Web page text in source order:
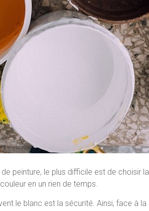
peinture, le plus difficile est de choisir
en un rien de temps.
le blanc est la sécurité. Ainsi, face à